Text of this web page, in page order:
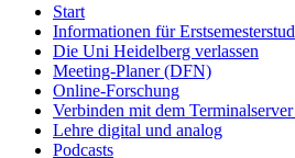
Start
Informationen für
Die Uni Heidelberg verlassen
Meeting-Planer (DFN)
Online-Forschung
Verbinden mit dem
Lehre digital und analog
Podcasts